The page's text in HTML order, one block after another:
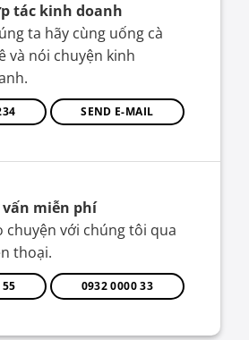
tác kinh doanh
ta hãy cùng uống cà
và nói chuyện kinh
SEND E-MAIL
vấn miễn phí
chuyện với chúng tôi qua
thoại.
0932 0000 33